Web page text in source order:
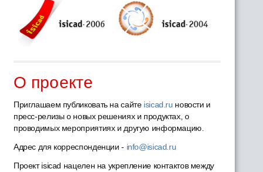
О проекте
Приглашаем публиковать на сайте isicad.ru новости и
пресс-релизы о новых решениях и продуктах, о
проводимых мероприятиях и другую информацию.
Адрес для корреспонденции - info@isicad.ru
Проект isicad нацелен на укрепление контактов между